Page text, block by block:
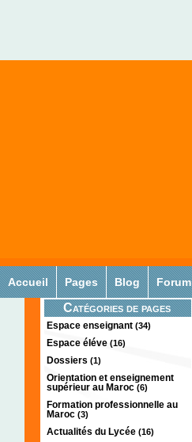
Accueil Pages Blog Forum
Catégories de pages
Espace enseignant (34)
Espace éléve (16)
Dossiers (1)
Orientation et enseignement
supérieur au Maroc (6)
Formation professionnelle au
Maroc (3)
Actualités du Lycée (16)